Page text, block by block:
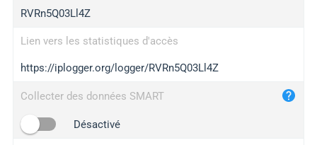
ed.tc
iplogger.com
maper.info
2no.co
RVRn5Q03Ll4Z
Lien vers les statistiques d'accès
https://iplogger.org/logger/RVRn5Q03Ll4Z
Collecter des données SMART
Désactivé